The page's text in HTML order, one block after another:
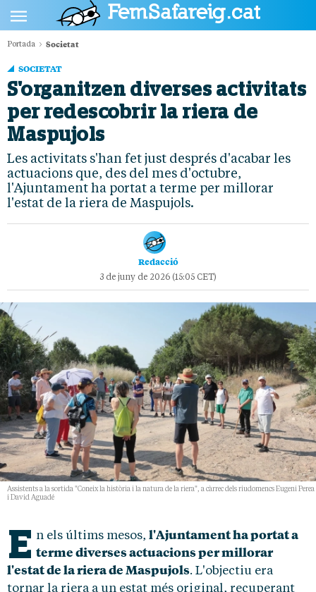
CULTURA
SOCIETAT
OPINIÓ
Portada Societat
SOCIETAT
S'organitzen diverses activitats
per redescobrir la riera de
Maspujols
Les activitats s'han fet just després d'acabar les
actuacions que, des del mes d'octubre,
l'Ajuntament ha portat a terme per millorar
l'estat de la riera de Maspujols.
Redacció
3 de juny de 2026 (15:05 CET)
Assistents a la sortida "Coneix la història i la natura de la riera", a càrrec dels riudomencs Eugeni Perea
i David Aguadé
E n els últims mesos, l'Ajuntament ha portat a
terme diverses actuacions per millorar
l'estat de la riera de Maspujols. L'objectiu era
tornar la riera a un estat més original, recuperant